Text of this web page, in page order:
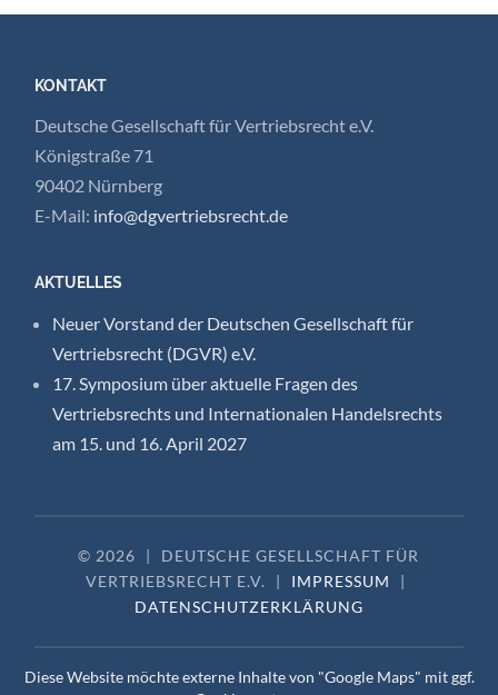
KONTAKT
Deutsche Gesellschaft für Vertriebsrecht e.V.
Königstraße 71
90402 Nürnberg
E-Mail: info@dgvertriebsrecht.de
AKTUELLES
Neuer Vorstand der Deutschen Gesellschaft für
Vertriebsrecht (DGVR) e.V.
17. Symposium über aktuelle Fragen des
Vertriebsrechts und Internationalen Handelsrechts
am 15. und 16. April 2027
© 2026 |
DEUTSCHE GESELLSCHAFT FÜR
VERTRIEBSRECHT E.V.
| IMPRESSUM
|
DATENSCHUTZERKLÄRUNG
Diese Website möchte externe Inhalte von "Google Maps" mit ggf.